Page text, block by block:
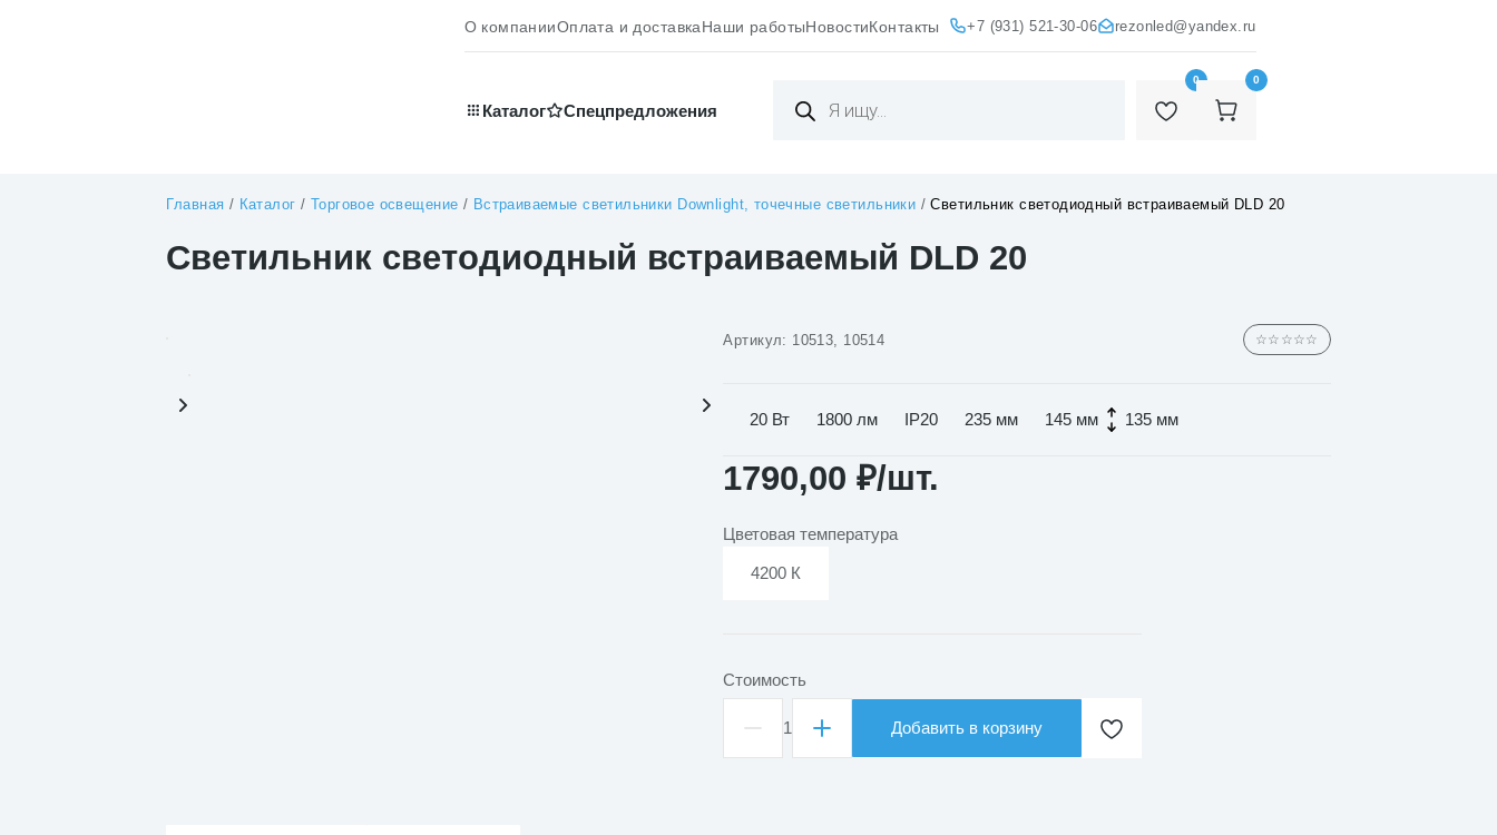
О компанииОплата и доставкаНаши работыНовостиКонтакты +7 (931) 521-30-06 rezonled@yandex.ru
Каталог Cпецпредложения
товаров
0 0
Главная / Каталог / Торговое освещение / Встраиваемые светильники Downlight, точечные светильники /Светильник светодиодный встраиваемый DLD 20
Светильник светодиодный встраиваемый DLD 20
Артикул: 10513, 10514 ☆☆☆☆☆
20 Вт 1800 лм IP20 235 мм 145 мм 135 мм
1790,00₽/шт.
Цветовая температура
4200 К
Стоимость
Количество
товара
1 Добавить в корзину